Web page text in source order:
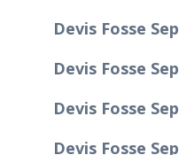
Devis Fosse
Devis Fosse
Devis Fosse
Devis Fosse